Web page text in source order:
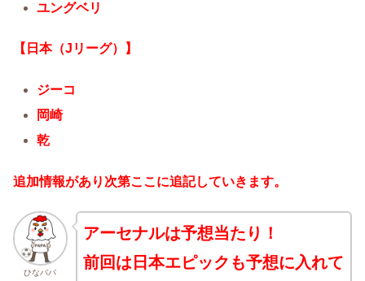
ユングベリ
【日本（Jリーグ）】
ジーコ
岡崎
乾
追加情報があり次第ここに追記していきます。
ひなパパ
アーセナルは予想当たり！
前回は日本エピックも予想に入れて